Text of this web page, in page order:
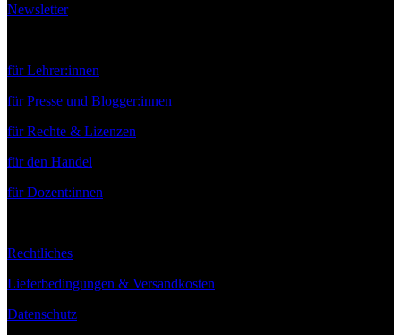
Newsletter
für Lehrer:innen
für Presse und Blogger:innen
für Rechte & Lizenzen
für den Handel
für Dozent:innen
Rechtliches
Lieferbedingungen & Versandkosten
Datenschutz